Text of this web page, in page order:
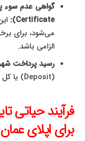
Certificate):
می‌شود، برای
الزامی باشد.
رسید پرداخت
(Deposit) یا کل شهریه سال اول، بسته به قوانین موسسه.
فرآیند حیاتی
برای اپلای عمان